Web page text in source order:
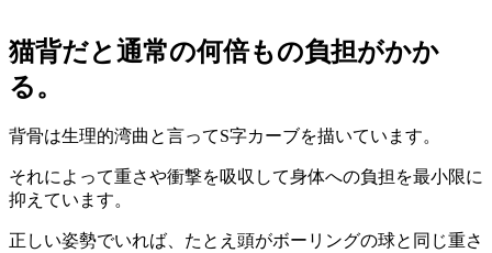
猫背だと通常の何倍もの負担がかか
る。
背骨は生理的湾曲と言ってS字カーブを描いています。
それによって重さや衝撃を吸収して身体への負担を最小限に
抑えています。
正しい姿勢でいれば、たとえ頭がボーリングの球と同じ重さ